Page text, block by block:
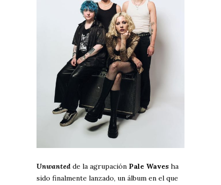
Unwanted de la agrupación Pale Waves ha
sido finalmente lanzado, un álbum en el que